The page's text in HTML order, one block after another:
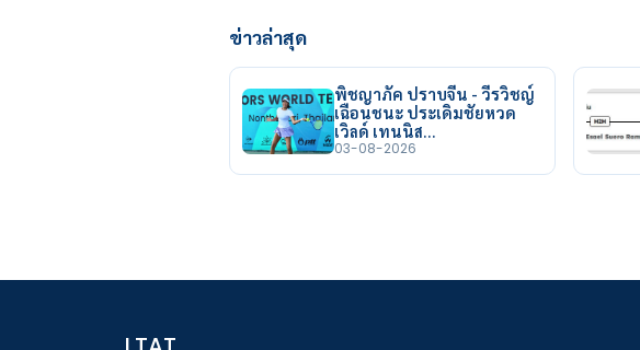
ข่าวล่าสุด
พิชญาภัค ปราบจีน - วีรวิชญ์
เฉือนชนะ ประเดิมชัยหวด
เวิลด์ เทนนิส…
03-08-2026